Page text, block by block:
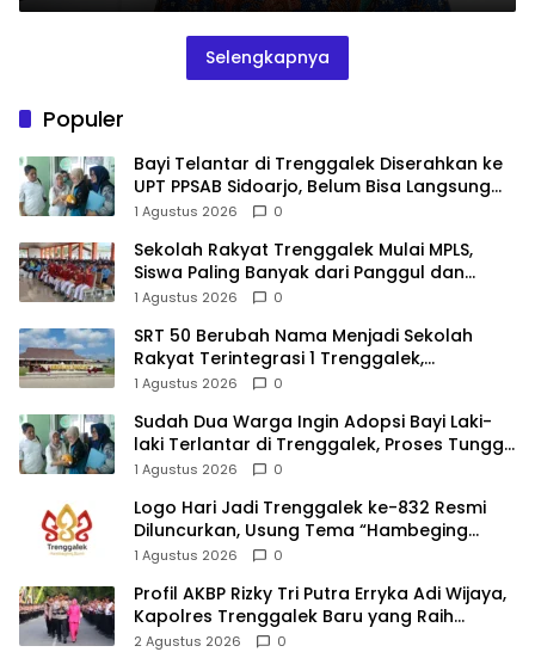
Selengkapnya
Populer
Bayi Telantar di Trenggalek Diserahkan ke
UPT PPSAB Sidoarjo, Belum Bisa Langsung
Diadopsi
1 Agustus 2026 0
Sekolah Rakyat Trenggalek Mulai MPLS,
Siswa Paling Banyak dari Panggul dan
Gandusari
1 Agustus 2026 0
SRT 50 Berubah Nama Menjadi Sekolah
Rakyat Terintegrasi 1 Trenggalek,
Nomenklatur Berubah
1 Agustus 2026 0
Sudah Dua Warga Ingin Adopsi Bayi Laki-
laki Terlantar di Trenggalek, Proses Tunggu
Hasil Penyelidikan
1 Agustus 2026 0
Logo Hari Jadi Trenggalek ke-832 Resmi
Diluncurkan, Usung Tema “Hambeging
Bumi” Gaungkan Harmoni dengan Alam
1 Agustus 2026 0
Profil AKBP Rizky Tri Putra Erryka Adi Wijaya,
Kapolres Trenggalek Baru yang Raih
Hattrick Pin Emas Kapolri
2 Agustus 2026 0